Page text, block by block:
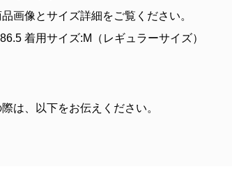
画像とサイズ詳細をご覧ください。
着用サイズ:M（レギュラーサイズ）
は、以下をお伝えください。